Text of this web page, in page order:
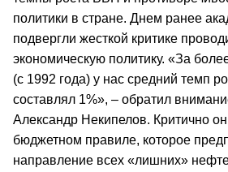
политики в стране. Днем ранее
подвергли жесткой критике
экономическую политику. «За
(с 1992 года) у нас средний темп
составлял 1%», – обратил
Александр Некипелов. Критично
бюджетном правиле, которое
направление всех «лишних»